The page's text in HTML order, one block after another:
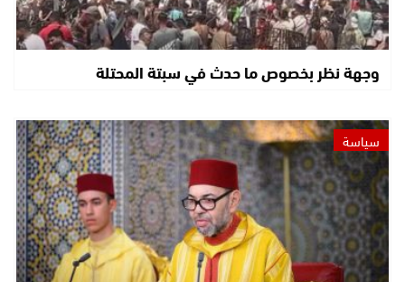
وجهة نظر بخصوص ما حدث في سبتة المحتلة
سياسة